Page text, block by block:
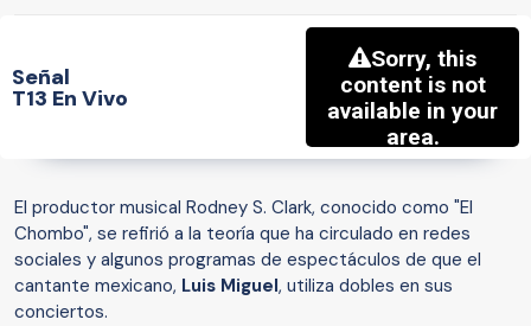
Señal
T13 En Vivo
El productor musical Rodney S. Clark, conocido como "El
Chombo", se refirió a la teoría que ha circulado en redes
sociales y algunos programas de espectáculos de que el
cantante mexicano, Luis Miguel, utiliza dobles en sus
conciertos.